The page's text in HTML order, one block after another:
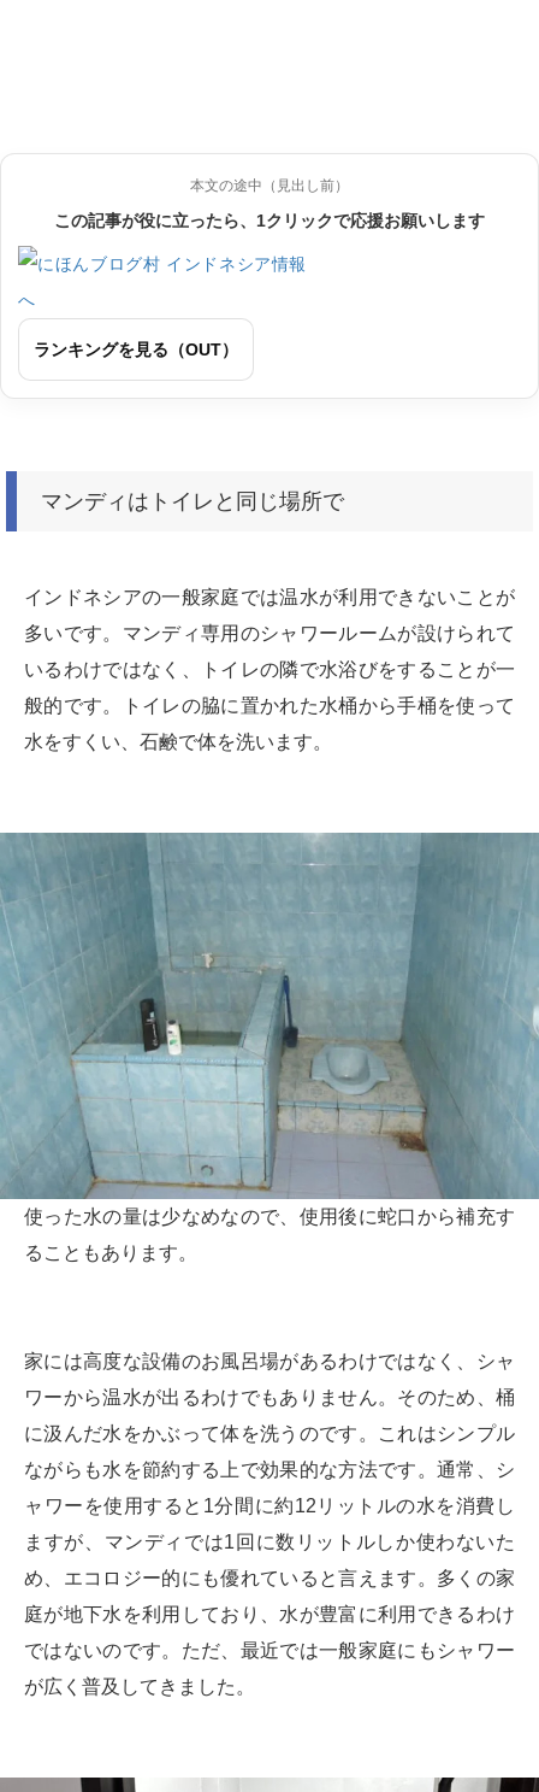
本文の途中（見出し前）
この記事が役に立ったら、1クリックで応援お願いします
ランキングを見る（OUT）
マンディはトイレと同じ場所で
インドネシアの一般家庭では温水が利用できないことが
多いです。マンディ専用のシャワールームが設けられて
いるわけではなく、トイレの隣で水浴びをすることが一
般的です。トイレの脇に置かれた水桶から手桶を使って
水をすくい、石鹸で体を洗います。
使った水の量は少なめなので、使用後に蛇口から補充す
ることもあります。
家には高度な設備のお風呂場があるわけではなく、シャ
ワーから温水が出るわけでもありません。そのため、桶
に汲んだ水をかぶって体を洗うのです。これはシンプル
ながらも水を節約する上で効果的な方法です。通常、シ
ャワーを使用すると1分間に約12リットルの水を消費し
ますが、マンディでは1回に数リットルしか使わないた
め、エコロジー的にも優れていると言えます。多くの家
庭が地下水を利用しており、水が豊富に利用できるわけ
ではないのです。ただ、最近では一般家庭にもシャワー
が広く普及してきました。